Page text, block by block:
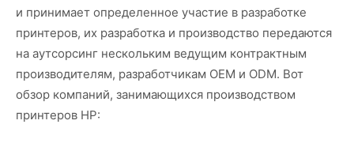
и принимает определенное участие в разработке
принтеров, их разработка и производство передаются
на аутсорсинг нескольким ведущим контрактным
производителям, разработчикам OEM и ODM. Вот
обзор компаний, занимающихся производством
принтеров HP: